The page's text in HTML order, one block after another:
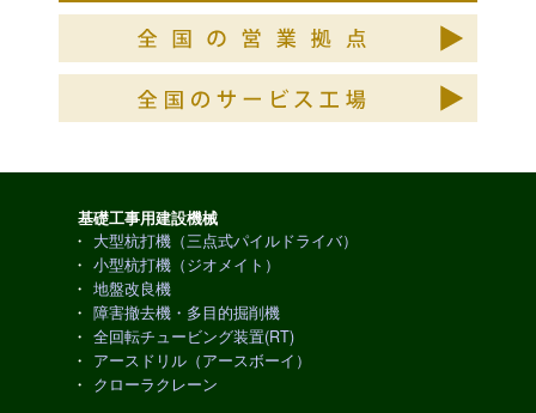
基礎工事用建設機械
・
大型杭打機（三点式パイルドライバ）
・ 小型杭打機（ジオメイト）
・ 地盤改良機
・ 障害撤去機・多目的掘削機
・ 全回転チュービング装置(RT)
・
アースドリル（アースボーイ）
・
クローラクレーン